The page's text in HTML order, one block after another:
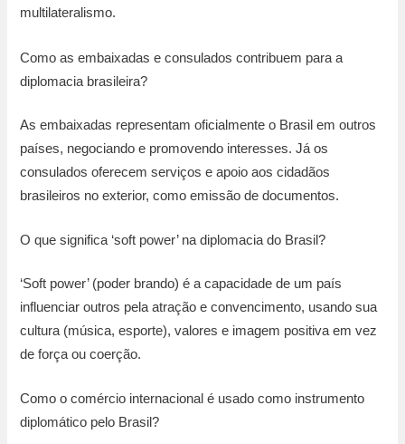
multilateralismo.
Como as embaixadas e consulados contribuem para a
diplomacia brasileira?
As embaixadas representam oficialmente o Brasil em outros
países, negociando e promovendo interesses. Já os
consulados oferecem serviços e apoio aos cidadãos
brasileiros no exterior, como emissão de documentos.
O que significa ‘soft power’ na diplomacia do Brasil?
‘Soft power’ (poder brando) é a capacidade de um país
influenciar outros pela atração e convencimento, usando sua
cultura (música, esporte), valores e imagem positiva em vez
de força ou coerção.
Como o comércio internacional é usado como instrumento
diplomático pelo Brasil?